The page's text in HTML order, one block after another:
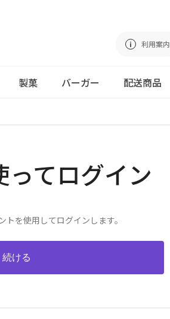
利用案内
製菓 バーガー 配送商品
てログイン
を使用してログインします。